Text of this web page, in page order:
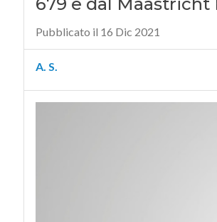
679 e dal Maastricht
Pubblicato il 16 Dic 2021
A. S.